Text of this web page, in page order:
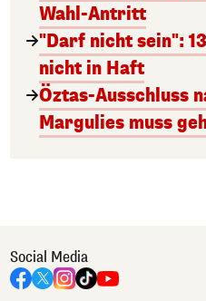
Wahl-Antritt
"Darf nicht sein":
nicht in Haft
Öztas-Ausschluss
Margulies muss
Social Media